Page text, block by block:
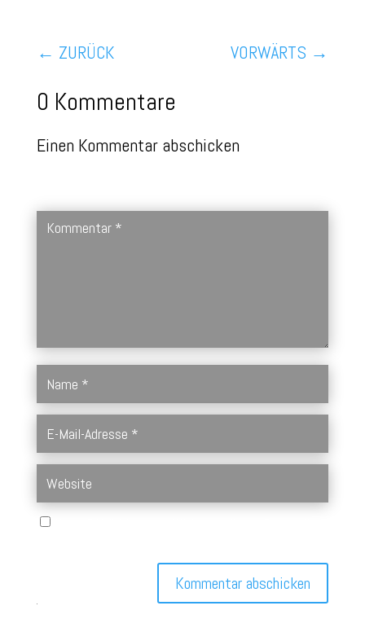
← ZURÜCK VORWÄRTS →
0 Kommentare
Einen Kommentar abschicken
Kommentar abschicken